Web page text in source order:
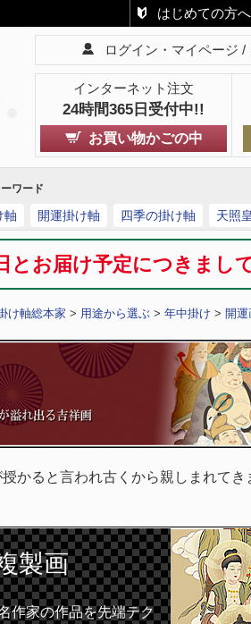
はじめての方へ
ログイン・マイページ
インターネット注文
24時間365日受付中!!
お買い物かごの中
ワード
軸 開運掛け軸 四季の掛け軸 天照
とお届け予定につきま
け軸総本家 > 用途から選ぶ > 年中掛け > 開運
授かると言われ古くから親しまれて
製画
作家の作品を先端テク